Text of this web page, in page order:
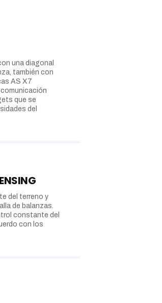
una diagonal
también con
AS X7
que se
del
del terreno y
de balanzas.
constante del
con los